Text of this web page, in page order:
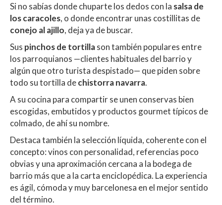
Si no sabías donde chuparte los dedos con la salsa de
los caracoles, o donde encontrar unas costillitas de
conejo al ajillo, deja ya de buscar.
Sus pinchos de tortillason también populares entre
los parroquianos —clientes habituales del barrio y
algún que otro turista despistado— que piden sobre
todo su tortilla dechistorra navarra.
A su cocina para compartir se unen conservas bien
escogidas, embutidos y productos gourmet típicos de
colmado, de ahí su nombre.
Destaca también la selección líquida, coherente con el
concepto: vinos con personalidad, referencias poco
obvias y una aproximación cercana a la bodega de
barrio más que a la carta enciclopédica. La experiencia
es ágil, cómoda y muy barcelonesa en el mejor sentido
del término.